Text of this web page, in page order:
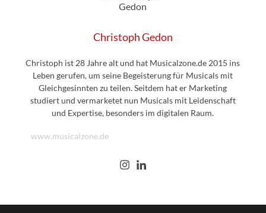
Christoph Gedon
Christoph ist 28 Jahre alt und hat Musicalzone.de 2015 ins
Leben gerufen, um seine Begeisterung für Musicals mit
Gleichgesinnten zu teilen. Seitdem hat er Marketing
studiert und vermarketet nun Musicals mit Leidenschaft
und Expertise, besonders im digitalen Raum.
www.musicalzone.de